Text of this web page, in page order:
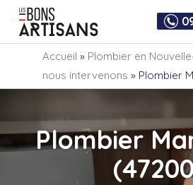
Accueil » Plombier en
nous intervenons » Plombier
Plombier